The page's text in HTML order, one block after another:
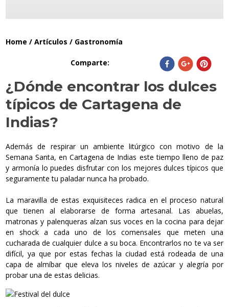
Home /Artículos / Gastronomía
Comparte:
¿Dónde encontrar los dulces
típicos de Cartagena de
Indias?
Además de respirar un ambiente litúrgico con motivo de la
Semana Santa, en Cartagena de Indias este tiempo lleno de paz
y armonía lo puedes disfrutar con los mejores dulces típicos que
seguramente tu paladar nunca ha probado.
La maravilla de estas exquisiteces radica en el proceso natural
que tienen al elaborarse de forma artesanal. Las abuelas,
matronas y palenqueras alzan sus voces en la cocina para dejar
en shock a cada uno de los comensales que meten una
cucharada de cualquier dulce a su boca. Encontrarlos no te va ser
difícil, ya que por estas fechas la ciudad está rodeada de una
capa de almíbar que eleva los niveles de azúcar y alegría por
probar una de estas delicias.